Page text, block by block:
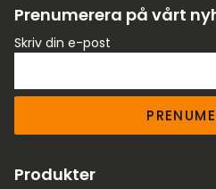
Prenumerera på vårt
Skriv din e-post
Produkter